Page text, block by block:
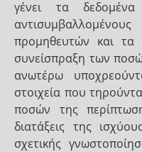
γένει τα
προμηθευτών και τα
συνείσπραξη των
ανωτέρω
στοιχεία που
ποσών της
διατάξεις της
σχετικής